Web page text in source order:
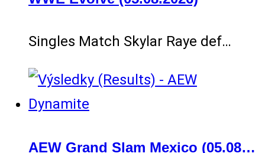
Singles Match Skylar Raye def…
AEW Grand Slam Mexico (05.08…